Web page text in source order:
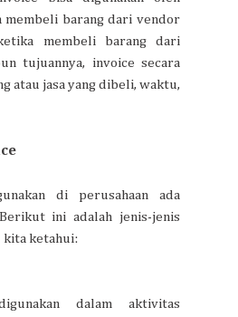
membeli barang dari vendor
membeli barang dari
tujuannya, invoice secara
atau jasa yang dibeli, waktu,
di perusahaan ada
ini adalah jenis-jenis
kita ketahui:
dalam aktivitas